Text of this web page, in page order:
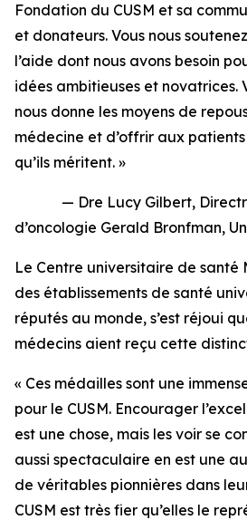
Fondation du CUSM et sa
et donateurs. Vous nous
l’aide dont nous avons besoin
idées ambitieuses et novatrices.
nous donne les moyens de
médecine et d’offrir aux patients
qu’ils méritent. »
— Dre Lucy Gilbert,
d’oncologie Gerald Bronfman,
Le Centre universitaire de santé
des établissements de santé
réputés au monde, s’est réjoui
médecins aient reçu cette
« Ces médailles sont une
pour le CUSM. Encourager
est une chose, mais les voir se
aussi spectaculaire en est une
de véritables pionnières dans
CUSM est très fier qu’elles le